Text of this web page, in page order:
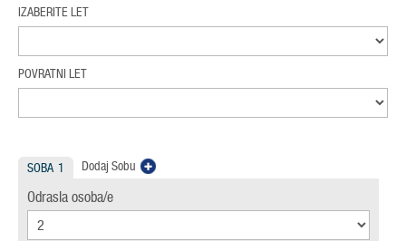
IZABERITE LET
POVRATNI LET
SOBA 1 Dodaj Sobu
Odrasla osoba/e